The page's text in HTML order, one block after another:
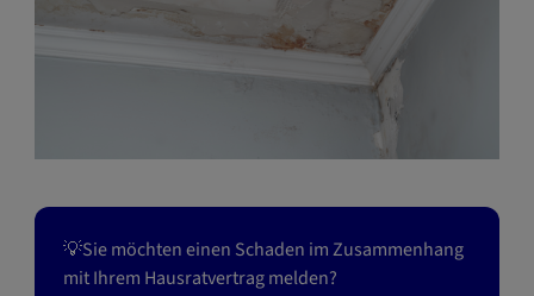
💡Sie möchten einen Schaden im Zusammenhang
mit Ihrem Hausratvertrag melden?